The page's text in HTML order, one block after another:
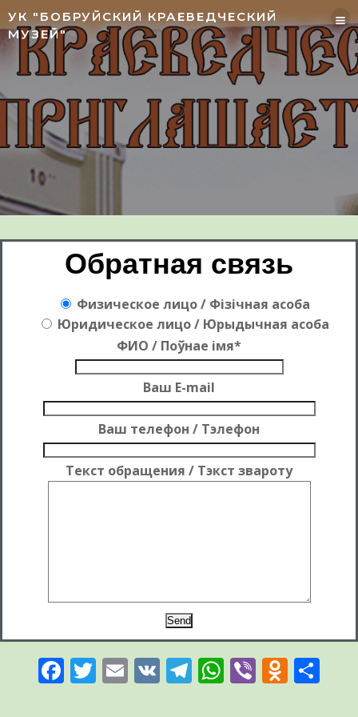
УК "БОБРУЙСКИЙ КРАЕВЕДЧЕСКИЙ
МУЗЕЙ"
Обратная связь
Физическое лицо / Фізічная асоба
Юридическое лицо / Юрыдычная асоба
ФИО / Поўнае імя*
Ваш E-mail
Ваш телефон / Тэлефон
Текст обращения / Тэкст звароту
Facebook
Twitter
Email
VK Telegram
WhatsApp
Viber